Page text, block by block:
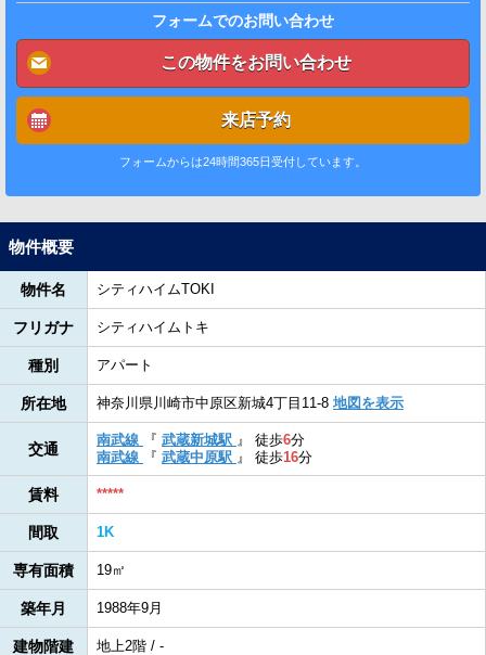
フォームでのお問い合わせ
この物件をお問い合わせ
来店予約
フォームからは24時間365日受付しています。
物件概要
物件名 シティハイムTOKI
フリガナ シティハイムトキ
種別 アパート
所在地 神奈川県川崎市中原区新城4丁目11-8 地図を表示
交通
南武線 『 武蔵新城駅 』 徒歩6分
南武線
『 武蔵中原駅 』 徒歩16分
賃料 *****
間取 1K
専有面積 19㎡
築年月 1988年9月
建物階建 地上2階 / -